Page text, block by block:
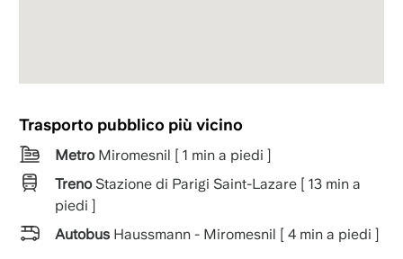
Trasporto pubblico più vicino
MetroMiromesnil [ 1 min a piedi ]
TrenoStazione di Parigi Saint-Lazare [ 13 min a
piedi ]
AutobusHaussmann - Miromesnil [ 4 min a piedi ]